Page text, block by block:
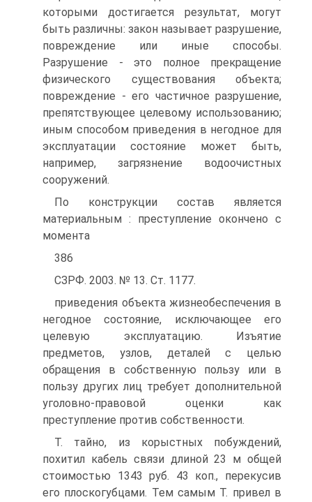
которыми достигается результат, могут
быть различны: закон называет разрушение,
повреждение или иные способы.
Разрушение - это полное прекращение
физического существования объекта;
повреждение - его частичное разрушение,
препятствующее целевому использованию;
иным способом приведения в негодное для
эксплуатации состояние может быть,
например, загрязнение водоочистных
сооружений.
По конструкции состав является
материальным : преступление окончено с
момента
386
СЗРФ. 2003. № 13. Ст. 1177.
приведения объекта жизнеобеспечения в
негодное состояние, исключающее его
целевую эксплуатацию. Изъятие
предметов, узлов, деталей с целью
обращения в собственную пользу или в
пользу других лиц требует дополнительной
уголовно-правовой оценки как
преступление против собственности.
Т. тайно, из корыстных побуждений,
похитил кабель связи длиной 23 м общей
стоимостью 1343 руб. 43 коп., перекусив
его плоскогубцами. Тем самым Т. привел в